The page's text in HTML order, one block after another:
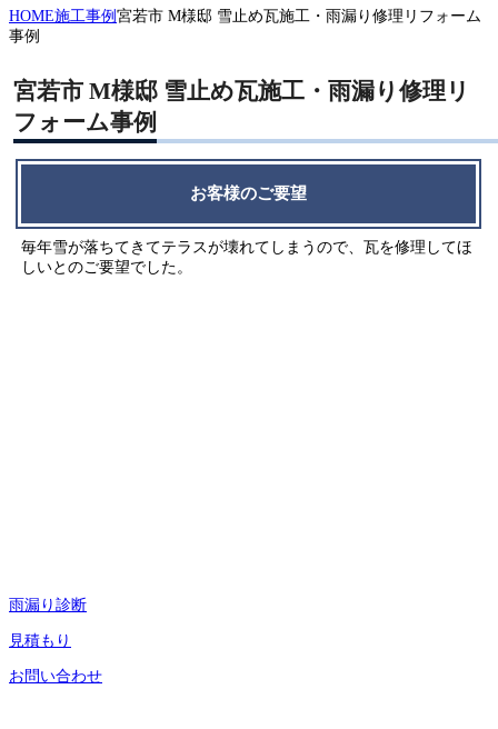
雨漏り診断
見積もり
お問い合わせ
HOME施工事例 宮若市 M様邸 雪止め瓦施工・雨漏り修理リフォーム
事例
宮若市 M様邸 雪止め瓦施工・雨漏り修理リ
フォーム事例
お客様のご要望
毎年雪が落ちてきてテラスが壊れてしまうので、瓦を修理してほ
しいとのご要望でした。